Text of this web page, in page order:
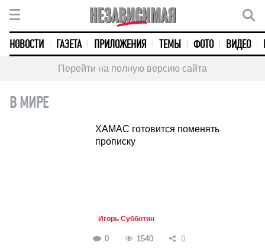
НОВОСТИ ГАЗЕТА ПРИЛОЖЕНИЯ ТЕМЫ ФОТО ВИДЕО
Перейти на полную версию сайта
В МИРЕ
ХАМАС готовится поменять
прописку
Игорь Субботин
0 1540 0